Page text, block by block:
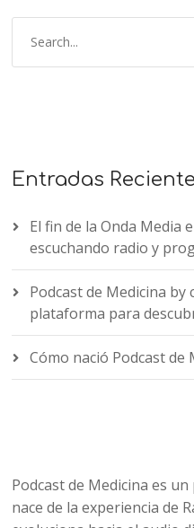
Entradas
El fin de la Onda Media
escuchando radio y
Podcast de Medicina by
plataforma para
Cómo nació Podcast de
Podcast de Medicina es
nace de la experiencia de